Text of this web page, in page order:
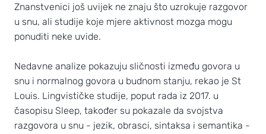
Znanstvenici još uvijek ne znaju što uzrokuje razgovor
u snu, ali studije koje mjere aktivnost mozga mogu
ponuditi neke uvide.
Nedavne analize pokazuju sličnosti između govora u
snu i normalnog govora u budnom stanju, rekao je St
Louis. Lingvističke studije, poput rada iz 2017. u
časopisu Sleep, također su pokazale da svojstva
razgovora u snu - jezik, obrasci, sintaksa i semantika -